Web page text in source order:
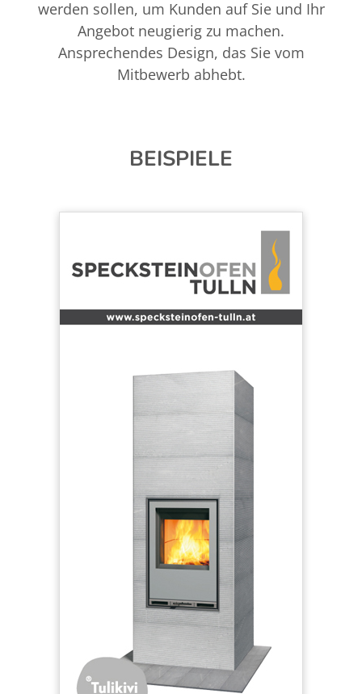
werden sollen, um Kunden auf Sie und Ihr
Angebot neugierig zu machen.
Ansprechendes Design, das Sie vom
Mitbewerb abhebt.
BEISPIELE